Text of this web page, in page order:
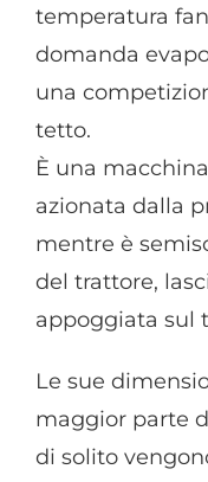
temperatura
domanda
una
tetto.
È una
azionata dalla
mentre è
del trattore,
appoggiata sul
Le sue
maggior parte
di solito